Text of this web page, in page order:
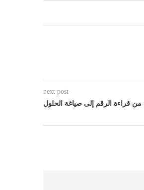
next post
من قراءة الرقم إلى صياغة الحلول